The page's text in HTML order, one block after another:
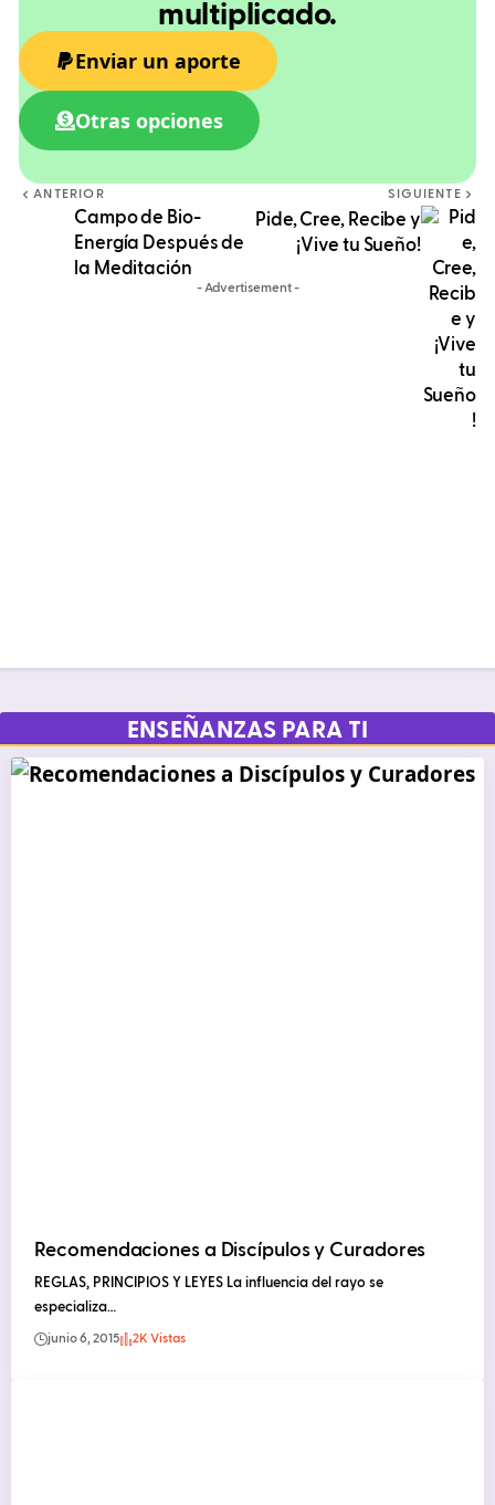
multiplicado.
Enviar un aporte
Otras opciones
ANTERIOR
Campo de Bio-
Energía Después de
la Meditación
SIGUIENTE
Pide, Cree, Recibe y
¡Vive tu Sueño!
- Advertisement -
ENSEÑANZAS PARA TI
Recomendaciones a Discípulos y Curadores
REGLAS, PRINCIPIOS Y LEYES La influencia del rayo se
especializa…
junio 6, 2015 2K Vistas